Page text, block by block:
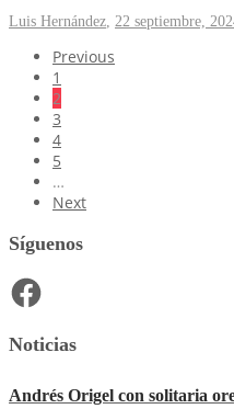
Luis Hernández, 22 septiembre,
Previous
1
2
3
4
5
…
Next
Síguenos
Facebook
Noticias
Andrés Origel con solitaria